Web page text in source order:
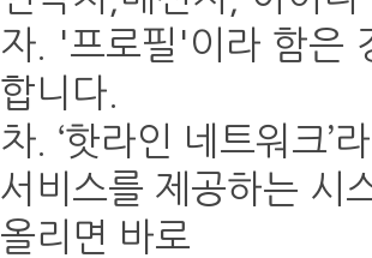
자. '프로필'이라 함은
합니다.
차. ‘핫라인 네트워크’
서비스를 제공하는 시
올리면 바로